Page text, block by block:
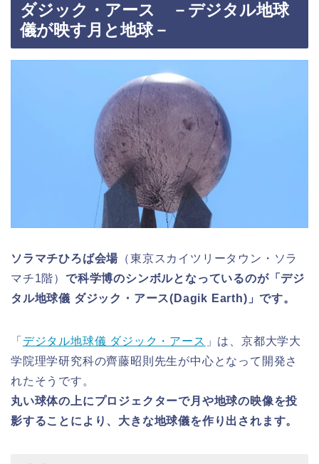
ダジック・アース －デジタル地球
儀が映す月と地球－
ソラマチひろば会場 （東京スカイツリータウン・ソラ
マチ1階） で科学博のシンボルとなっているのが「デジ
タル地球儀 ダジック・アース(Dagik Earth)」です。
「 デジタル地球儀 ダジック・アース 」は、京都大学大
学院理学研究科の齊藤昭則先生が中心となって開発さ
れたそうです。
丸い球体の上にプロジェクターで月や地球の映像を投
影することにより、大きな地球儀を作り出されます。